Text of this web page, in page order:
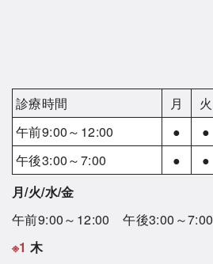
診療時間 月 火
午前9:00～12:00
● ●
午後3:00～7:00
● ●
月/火/水/金
午前9:00～12:00 午後3:00～7:00
※1 木